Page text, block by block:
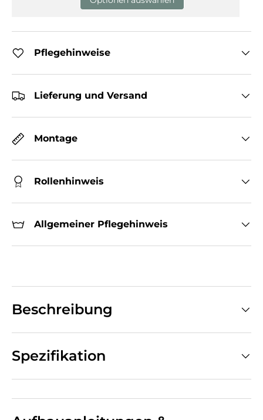
Pflegehinweise
Lieferung und Versand
Montage
Rollenhinweis
Allgemeiner Pflegehinweis
Beschreibung
Spezifikation